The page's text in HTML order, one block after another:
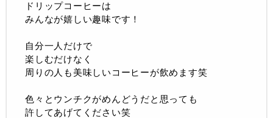
ドリップコーヒーは
みんなが嬉しい趣味です！
自分一人だけで
楽しむだけなく
周りの人も美味しいコーヒーが飲めます笑
色々とウンチクがめんどうだと思っても
許してあげてください笑